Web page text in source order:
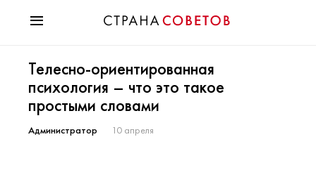
Мода
Звезды
Гороскопы
Здоровье
Телесно-ориентированная
психология – что это такое
простыми словами
Администратор 10 апреля